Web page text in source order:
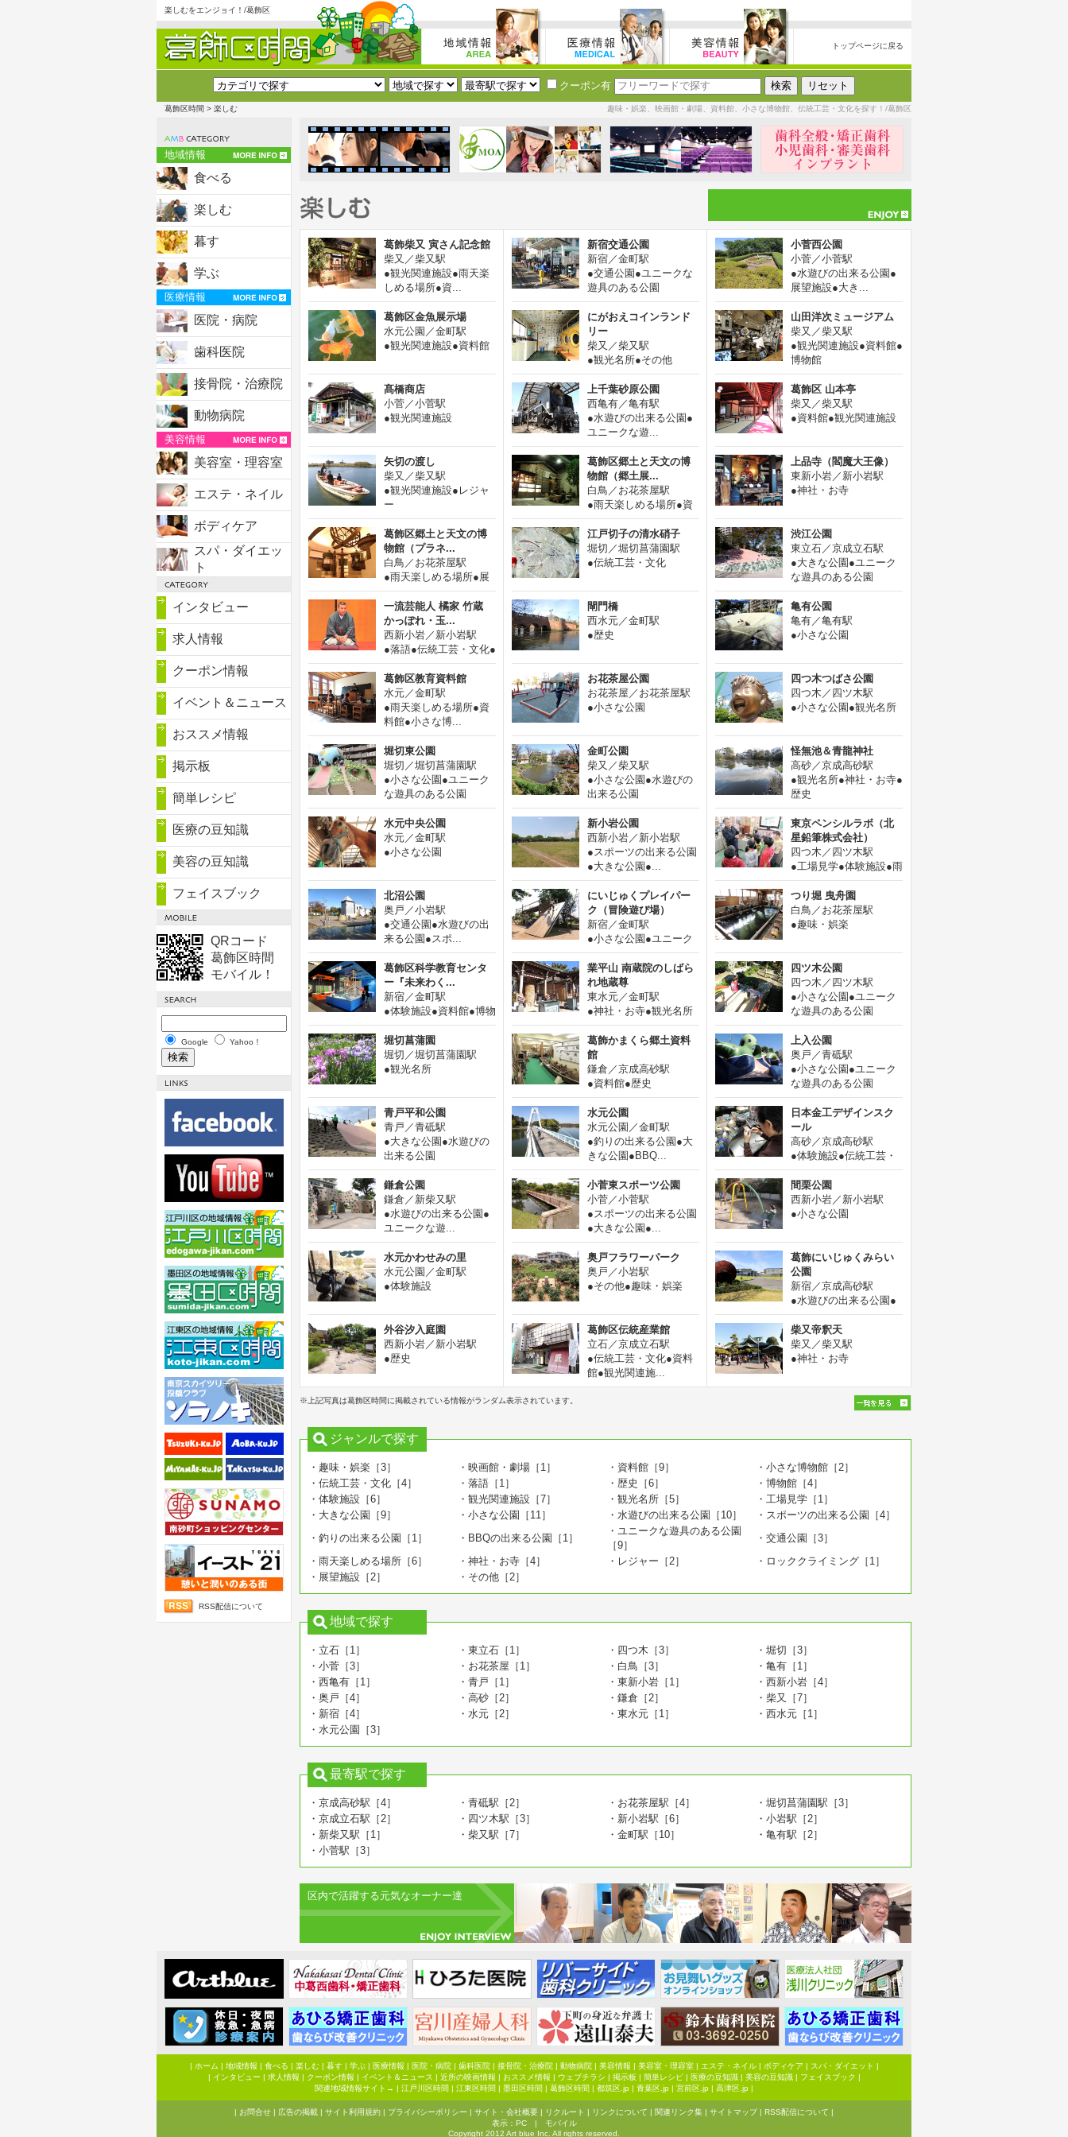
楽しむをエンジョイ！/葛飾区
トップページに戻る
クーポン有
葛飾区時間 > 楽しむ 趣味・娯楽、映画館・劇場、資料館、小さな博物館、伝統工芸・文化を探す！/葛飾区
地域情報
食べる
楽しむ
暮す
学ぶ
医療情報
医院・病院
歯科医院
接骨院・治療院
動物病院
美容情報
美容室・理容室
エステ・ネイル
ボディケア
スパ・ダイエッ
ト
インタビュー
求人情報
クーポン情報
イベント＆ニュース
おススメ情報
掲示板
簡単レシピ
医療の豆知識
美容の豆知識
フェイスブック
QRコード
葛飾区時間
モバイル！
Google Yahoo！
RSS配信について
葛飾柴又 寅さん記念館
柴又／柴又駅
●観光関連施設●雨天楽
しめる場所●資...
新宿交通公園
新宿／金町駅
●交通公園●ユニークな
遊具のある公園
小菅西公園
小菅／小菅駅
●水遊びの出来る公園●
展望施設●大き...
葛飾区金魚展示場
水元公園／金町駅
●観光関連施設●資料館
にがおえコインランド
リー
柴又／柴又駅
●観光名所●その他
山田洋次ミュージアム
柴又／柴又駅
●観光関連施設●資料館●
博物館
髙橋商店
小菅／小菅駅
●観光関連施設
上千葉砂原公園
西亀有／亀有駅
●水遊びの出来る公園●
ユニークな遊...
葛飾区 山本亭
柴又／柴又駅
●資料館●観光関連施設
矢切の渡し
柴又／柴又駅
●観光関連施設●レジャ
ー
葛飾区郷土と天文の博
物館（郷土展...
白鳥／お花茶屋駅
●雨天楽しめる場所●資
料館●歴史●博物館
上品寺（閻魔大王像）
東新小岩／新小岩駅
●神社・お寺
葛飾区郷土と天文の博
物館（プラネ...
白鳥／お花茶屋駅
●雨天楽しめる場所●展
望施設●映画館...
江戸切子の清水硝子
堀切／堀切菖蒲園駅
●伝統工芸・文化
渋江公園
東立石／京成立石駅
●大きな公園●ユニーク
な遊具のある公園
一流芸能人 橘家 竹蔵
かっぽれ・玉...
西新小岩／新小岩駅
●落語●伝統工芸・文化●
趣味・娯楽●...
閘門橋
西水元／金町駅
●歴史
亀有公園
亀有／亀有駅
●小さな公園
葛飾区教育資料館
水元／金町駅
●雨天楽しめる場所●資
料館●小さな博...
お花茶屋公園
お花茶屋／お花茶屋駅
●小さな公園
四つ木つばさ公園
四つ木／四ツ木駅
●小さな公園●観光名所
堀切東公園
堀切／堀切菖蒲園駅
●小さな公園●ユニーク
な遊具のある公園
金町公園
柴又／柴又駅
●小さな公園●水遊びの
出来る公園
怪無池＆青龍神社
高砂／京成高砂駅
●観光名所●神社・お寺●
歴史
水元中央公園
水元／金町駅
●小さな公園
新小岩公園
西新小岩／新小岩駅
●スポーツの出来る公園
●大きな公園●...
東京ペンシルラボ（北
星鉛筆株式会社）
四つ木／四ツ木駅
●工場見学●体験施設●雨
天楽しめる場所
北沼公園
奥戸／小岩駅
●交通公園●水遊びの出
来る公園●スポ...
にいじゅくプレイパー
ク（冒険遊び場）
新宿／金町駅
●小さな公園●ユニーク
な遊具のある...
つり堀 曳舟園
白鳥／お花茶屋駅
●趣味・娯楽
葛飾区科学教育センタ
ー『未来わく...
新宿／金町駅
●体験施設●資料館●博物
館
業平山 南蔵院のしばら
れ地蔵尊
東水元／金町駅
●神社・お寺●観光名所
四ツ木公園
四つ木／四ツ木駅
●小さな公園●ユニーク
な遊具のある公園
堀切菖蒲園
堀切／堀切菖蒲園駅
●観光名所
葛飾かまくら郷土資料
館
鎌倉／京成高砂駅
●資料館●歴史
上入公園
奥戸／青砥駅
●小さな公園●ユニーク
な遊具のある公園
青戸平和公園
青戸／青砥駅
●大きな公園●水遊びの
出来る公園
水元公園
水元公園／金町駅
●釣りの出来る公園●大
きな公園●BBQ...
日本金工デザインスク
ール
高砂／京成高砂駅
●体験施設●伝統工芸・
文化
鎌倉公園
鎌倉／新柴又駅
●水遊びの出来る公園●
ユニークな遊...
小菅東スポーツ公園
小菅／小菅駅
●スポーツの出来る公園
●大きな公園●...
間栗公園
西新小岩／新小岩駅
●小さな公園
水元かわせみの里
水元公園／金町駅
●体験施設
奥戸フラワーパーク
奥戸／小岩駅
●その他●趣味・娯楽
葛飾にいじゅくみらい
公園
新宿／京成高砂駅
●水遊びの出来る公園●
大きな公園
外谷汐入庭園
西新小岩／新小岩駅
●歴史
葛飾区伝統産業館
立石／京成立石駅
●伝統工芸・文化●資料
館●観光関連施...
柴又帝釈天
柴又／柴又駅
●神社・お寺
※上記写真は葛飾区時間に掲載されている情報がランダム表示されています。
ジャンルで探す
・趣味・娯楽［3］ ・映画館・劇場［1］ ・資料館［9］
・小さな博物館［2］
・伝統工芸・文化［4］
・落語［1］ ・歴史［6］
・博物館［4］
・体験施設［6］
・観光関連施設［7］ ・観光名所［5］
・工場見学［1］
・大きな公園［9］
・小さな公園［11］ ・水遊びの出来る公園［10］
・スポーツの出来る公園［4］
・釣りの出来る公園［1］
・BBQの出来る公園［1］
・ユニークな遊具のある公園
［9］
・交通公園［3］
・雨天楽しめる場所［6］
・神社・お寺［4］ ・レジャー［2］
・ロッククライミング［1］
・展望施設［2］
・その他［2］
地域で探す
・立石［1］ ・東立石［1］ ・四つ木［3］
・堀切［3］
・小菅［3］
・お花茶屋［1］ ・白鳥［3］
・亀有［1］
・西亀有［1］
・青戸［1］ ・東新小岩［1］
・西新小岩［4］
・奥戸［4］
・高砂［2］ ・鎌倉［2］
・柴又［7］
・新宿［4］
・水元［2］ ・東水元［1］
・西水元［1］
・水元公園［3］
最寄駅で探す
・京成高砂駅［4］ ・青砥駅［2］ ・お花茶屋駅［4］
・堀切菖蒲園駅［3］
・京成立石駅［2］
・四ツ木駅［3］ ・新小岩駅［6］
・小岩駅［2］
・新柴又駅［1］
・柴又駅［7］ ・金町駅［10］
・亀有駅［2］
・小菅駅［3］
区内で活躍する元気なオーナー達
| ホーム | 地域情報 | 食べる | 楽しむ| 暮す| 学ぶ| 医療情報 | 医院・病院| 歯科医院| 接骨院・治療院| 動物病院| 美容情報 | 美容室・理容室| エステ・ネイル| ボディケア | スパ・ダイエット |
| インタビュー | 求人情報 | クーポン情報 | イベント＆ニュース | 近所の映画情報 | おススメ情報 | ウェブチラシ | 掲示板 | 簡単レシピ| 医療の豆知識| 美容の豆知識| フェイスブック |
関連地域情報サイト→ | 江戸川区時間 | 江東区時間 | 墨田区時間 | 葛飾区時間 | 都筑区.jp | 青葉区.jp | 宮前区.jp | 高津区.jp |
| お問合せ | 広告の掲載 | サイト利用規約 | プライバシーポリシー | サイト・会社概要 | リクルート | リンクについて | 関連リンク集 | サイトマップ| RSS配信について |
表示： PC| モバイル
Copyright 2012 Art blue Inc. All rights reserved.